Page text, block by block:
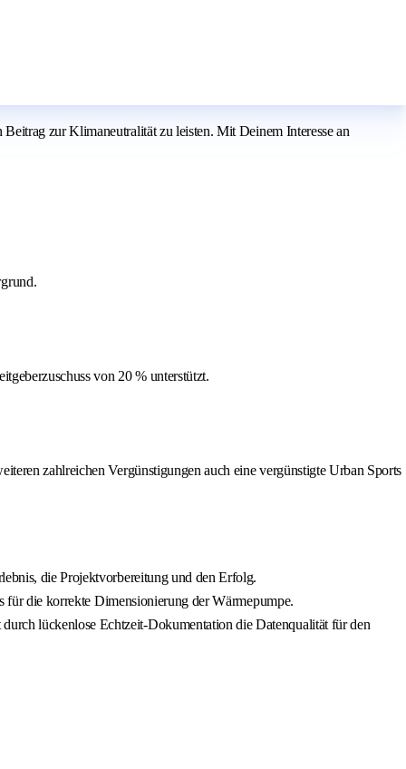
zur Klimaneutralität zu leisten. Mit Deinem Interesse an
von 20 % unterstützt.
zahlreichen Vergünstigungen auch eine vergünstigte Urban Sports
die Projektvorbereitung und den Erfolg.
für die korrekte Dimensionierung der Wärmepumpe.
lückenlose Echtzeit-Dokumentation die Datenqualität für den